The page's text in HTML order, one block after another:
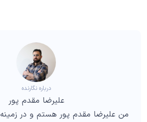
درباره نگارنده
علیرضا مقدم پور
من علیرضا مقدم پور هستم و در